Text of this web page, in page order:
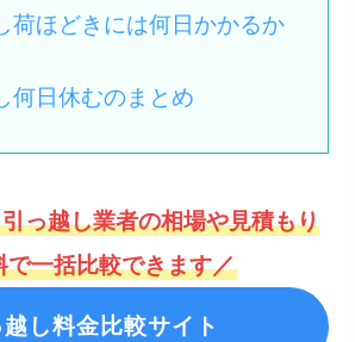
荷ほどきには何日かかるか
何日休むのまとめ
っ越し業者の相場や見積もり
で一括比較できます／
し料金比較サイト